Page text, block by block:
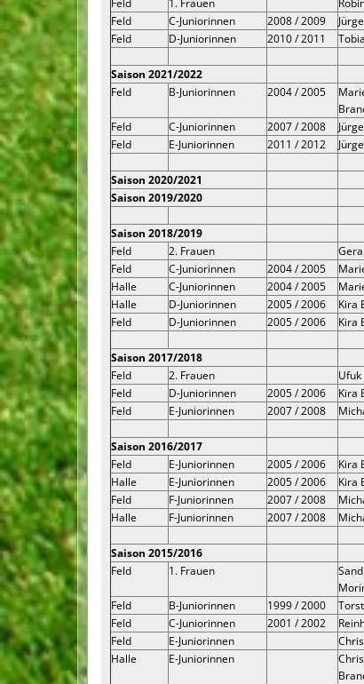
Feld
C-Juniorinnen 2008 / 2009
Feld
D-Juniorinnen 2010 / 2011
Saison 2021/2022
Feld
B-Juniorinnen 2004 / 2005
Feld C-Juniorinnen 2007 / 2008
Feld
E-Juniorinnen 2011 / 2012
Saison 2020/2021
Saison 2019/2020
Saison 2018/2019
Feld
2. Frauen
Feld
C-Juniorinnen 2004 / 2005
Halle
C-Juniorinnen 2004 / 2005
Halle
D-Juniorinnen 2005 / 2006 Kira
Feld
D-Juniorinnen 2005 / 2006 Kira
Saison 2017/2018
Feld
2. Frauen
Feld
D-Juniorinnen 2005 / 2006 Kira
Feld
E-Juniorinnen 2007 / 2008
Saison 2016/2017
Feld
E-Juniorinnen 2005 / 2006 Kira
Halle
E-Juniorinnen 2005 / 2006 Kira
Feld
F-Juniorinnen 2007 / 2008
Halle
F-Juniorinnen 2007 / 2008
Saison 2015/2016
Feld
1. Frauen
Feld
B-Juniorinnen 1999 / 2000
Feld
C-Juniorinnen 2001 / 2002
Feld
E-Juniorinnen
Halle
E-Juniorinnen